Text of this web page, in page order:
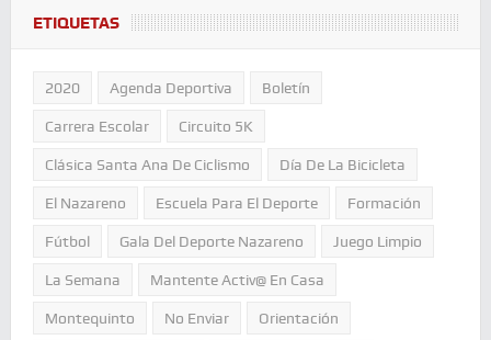
ETIQUETAS
2020 Agenda Deportiva Boletín
Carrera Escolar Circuito 5K
Clásica Santa Ana De Ciclismo Día De La Bicicleta
El Nazareno Escuela Para El Deporte Formación
Fútbol Gala Del Deporte Nazareno Juego Limpio
La Semana Mantente Activ@ En Casa
Montequinto No Enviar Orientación